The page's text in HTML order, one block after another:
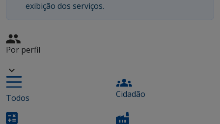
exibição dos serviços.
Por perfil
Todos Cidadão